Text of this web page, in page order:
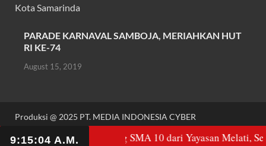
PARADE KARNAVAL SAMBOJA, MERIAHKAN HUT
RI KE-74
August 15, 2019
Produksi @ 2025 PT. MEDIA INDONESIA CYBER
Powered by
WordPress HitMag.
Alihkan Gedung SMA 10 dari Yayasan Melati, Seno Aji: